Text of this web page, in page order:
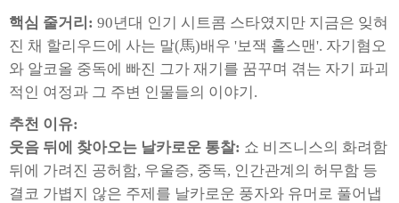
핵심 줄거리: 90년대 인기 시트콤 스타였지만 지금은 잊혀
진 채 할리우드에 사는 말(馬)배우 '보잭 홀스맨'. 자기혐오
와 알코올 중독에 빠진 그가 재기를 꿈꾸며 겪는 자기 파괴
적인 여정과 그 주변 인물들의 이야기.
추천 이유:
웃음 뒤에 찾아오는 날카로운 통찰: 쇼 비즈니스의 화려함
뒤에 가려진 공허함, 우울증, 중독, 인간관계의 허무함 등
결코 가볍지 않은 주제를 날카로운 풍자와 유머로 풀어냅